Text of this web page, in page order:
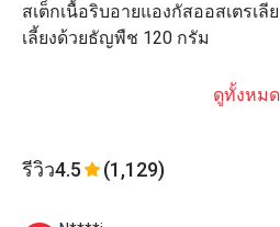
สเต็กเนื้อริบอายแองกัสออสเตรเลี
เลี้ยงด้วยธัญพืช 120 กรัม
ดูทั้งหมด
รีวิว4.5 (1,129)